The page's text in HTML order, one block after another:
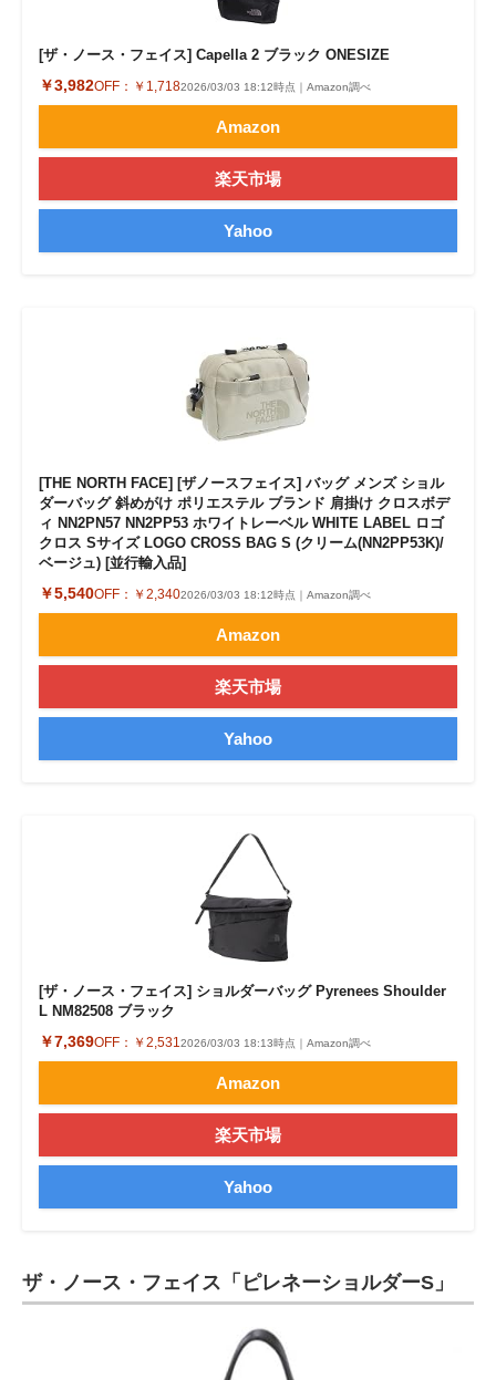
[ザ・ノース・フェイス] Capella 2 ブラック ONESIZE
￥3,982OFF： ￥1,7182026/03/03 18:12時点｜Amazon調べ
Amazon
楽天市場
Yahoo
[THE NORTH FACE] [ザノースフェイス] バッグ メンズ ショル
ダーバッグ 斜めがけ ポリエステル ブランド 肩掛け クロスボデ
ィ NN2PN57 NN2PP53 ホワイトレーベル WHITE LABEL ロゴ
クロス Sサイズ LOGO CROSS BAG S (クリーム(NN2PP53K)/
ベージュ) [並行輸入品]
￥5,540OFF： ￥2,3402026/03/03 18:12時点｜Amazon調べ
Amazon
楽天市場
Yahoo
[ザ・ノース・フェイス] ショルダーバッグ Pyrenees Shoulder
L NM82508 ブラック
￥7,369OFF： ￥2,5312026/03/03 18:13時点｜Amazon調べ
Amazon
楽天市場
Yahoo
ザ・ノース・フェイス「ピレネーショルダーS」